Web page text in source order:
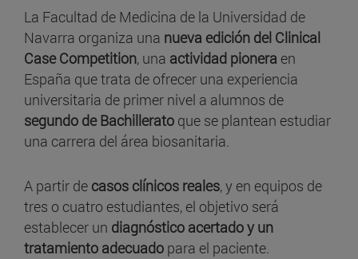
La Facultad de Medicina de la Universidad de
Navarra organiza una nueva edición del Clinical
Case Competition, una actividad pionera en
España que trata de ofrecer una experiencia
universitaria de primer nivel a alumnos de
segundo de Bachillerato que se plantean estudiar
una carrera del área biosanitaria.
A partir de casos clínicos reales, y en equipos de
tres o cuatro estudiantes, el objetivo será
establecer un diagnóstico acertado y un
tratamiento adecuado para el paciente.